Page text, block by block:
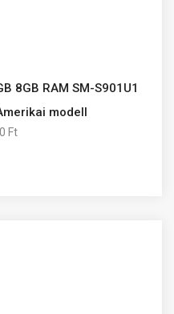
8GB RAM SM-S901U1
modell
Ft